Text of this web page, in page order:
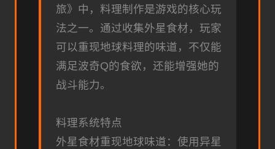
旅》中，料理制作是游戏的核心玩
法之一。通过收集外星食材，玩家
可以重现地球料理的味道，不仅能
满足波奇Q的食欲，还能增强她的
战斗能力。
料理系统特点
外星食材重现地球味道：使用异星